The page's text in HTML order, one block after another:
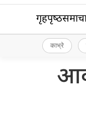
गृहपृष्‍ठ
काभ्रे